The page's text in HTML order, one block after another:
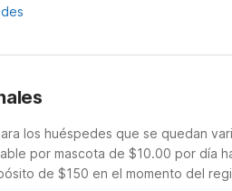
los huéspedes que se quedan
por mascota de $10.00 por día
de $150 en el momento del